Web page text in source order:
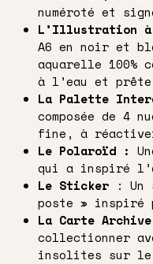
numéroté et
L’Illustration à
A6 en noir et
aquarelle 100%
à l’eau et
La Palette
composée de 4
fine, à réactiver
Le Polaroïd :
qui a inspiré
Le Sticker : Un
poste » inspiré
La Carte
collectionner
insolites sur le